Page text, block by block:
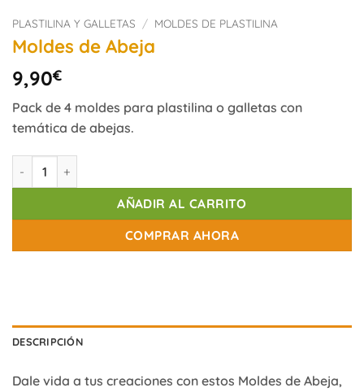
PLASTILINA Y GALLETAS / MOLDES DE PLASTILINA
Moldes de Abeja
9,90€
Pack de 4 moldes para plastilina o galletas con
temática de abejas.
Moldes de Abeja cantidad
AÑADIR AL CARRITO
COMPRAR AHORA
DESCRIPCIÓN
Dale vida a tus creaciones con estos Moldes de Abeja,